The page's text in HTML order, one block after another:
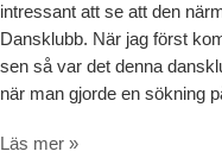
intressant att se att den
Dansklubb. När jag först
sen så var det denna
när man gjorde en sökning
GeoURL och Ebba dansklubb
Läs mer »